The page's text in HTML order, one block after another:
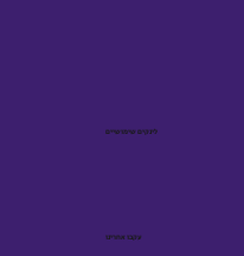
לינקים שימושיים
עקבו אחרינו